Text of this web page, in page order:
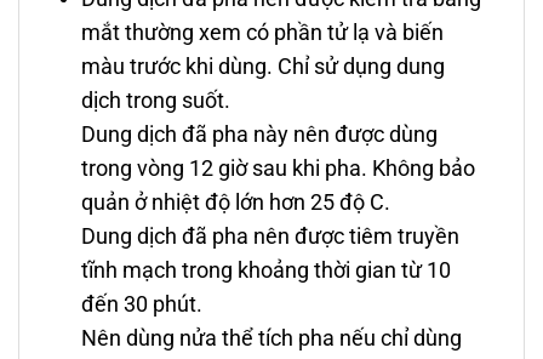
mắt thường xem có phần tử lạ và biến
màu trước khi dùng. Chỉ sử dụng dung
dịch trong suốt.
Dung dịch đã pha này nên được dùng
trong vòng 12 giờ sau khi pha. Không bảo
quản ở nhiệt độ lớn hơn 25 độ C.
Dung dịch đã pha nên được tiêm truyền
tĩnh mạch trong khoảng thời gian từ 10
đến 30 phút.
Nên dùng nửa thể tích pha nếu chỉ dùng